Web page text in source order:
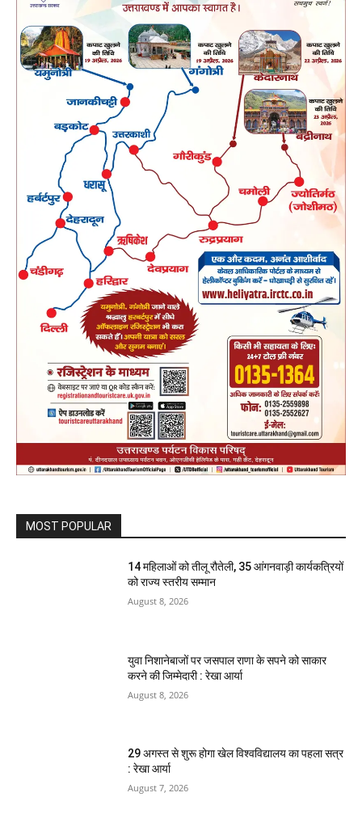
MOST POPULAR
14 महिलाओं को तीलू रौतेली, 35 आंगनवाड़ी कार्यकत्रियों
को राज्य स्तरीय सम्मान
August 8, 2026
युवा निशानेबाजों पर जसपाल राणा के सपने को साकार
करने की जिम्मेदारी : रेखा आर्या
August 8, 2026
29 अगस्त से शुरू होगा खेल विश्वविद्यालय का पहला सत्र
: रेखा आर्या
August 7, 2026